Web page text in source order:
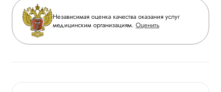
Инвесторам
Журнал «Мать и дитя»
Вакансии
Медицинский туризм
Вопрос-ответ
Приложение пациента
Статьи
Независимая оценка качества оказания услуг
медицинским организациям. Оценить